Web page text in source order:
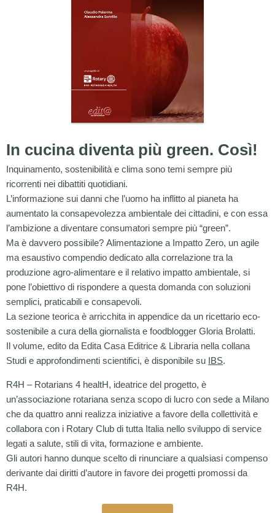
In cucina diventa più green. Così!
Inquinamento, sostenibilità e clima sono temi sempre più
ricorrenti nei dibattiti quotidiani.
L’informazione sui danni che l’uomo ha inflitto al pianeta ha
aumentato la consapevolezza ambientale dei cittadini, e con essa
l’ambizione a diventare consumatori sempre più “green”.
Ma è davvero possibile? Alimentazione a Impatto Zero, un agile
ma esaustivo compendio dedicato alla correlazione tra la
produzione agro‐alimentare e il relativo impatto ambientale, si
pone l’obiettivo di rispondere a questa domanda con soluzioni
semplici, praticabili e consapevoli.
La sezione teorica è arricchita in appendice da un ricettario eco‐
sostenibile a cura della giornalista e foodblogger Gloria Brolatti.
Il volume, edito da Edita Casa Editrice & Libraria nella collana
Studi e approfondimenti scientifici, è disponibile su IBS.
R4H – Rotarians 4 healtH, ideatrice del progetto, è
un’associazione rotariana senza scopo di lucro con sede a Milano
che da quattro anni realizza iniziative a favore della collettività e
collabora con i Rotary Club di tutta Italia nello sviluppo di service
legati a salute, stili di vita, formazione e ambiente.
Gli autori hanno dunque scelto di rinunciare a qualsiasi compenso
derivante dai diritti d’autore in favore dei progetti promossi da
R4H.